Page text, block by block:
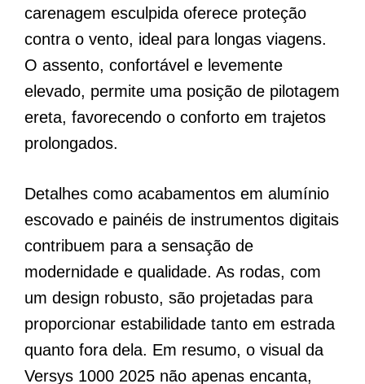
carenagem esculpida oferece proteção
contra o vento, ideal para longas viagens.
O assento, confortável e levemente
elevado, permite uma posição de pilotagem
ereta, favorecendo o conforto em trajetos
prolongados.
Detalhes como acabamentos em alumínio
escovado e painéis de instrumentos digitais
contribuem para a sensação de
modernidade e qualidade. As rodas, com
um design robusto, são projetadas para
proporcionar estabilidade tanto em estrada
quanto fora dela. Em resumo, o visual da
Versys 1000 2025 não apenas encanta,